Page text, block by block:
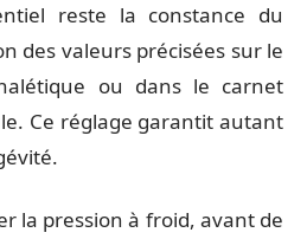
reste la constance du
des valeurs précisées sur le
ou dans le carnet
Ce réglage garantit autant
la pression à froid, avant de